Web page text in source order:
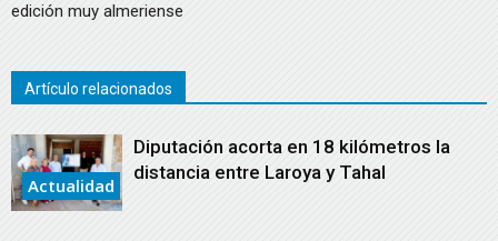
edición muy almeriense
Artículo relacionados
Actualidad
Diputación acorta en 18 kilómetros la
distancia entre Laroya y Tahal